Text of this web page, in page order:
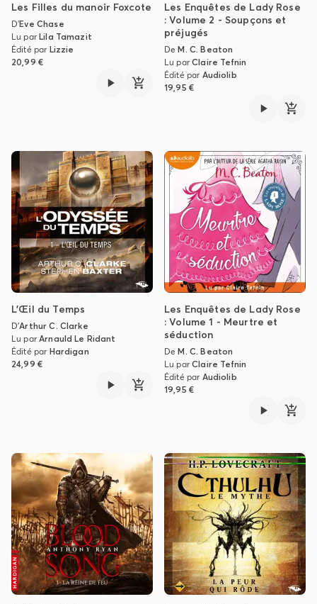
Les Filles du manoir Foxcote
D'Eve Chase
Lu parLila Tamazit
Édité par Lizzie
20,99 €
Les Enquêtes de Lady Rose
: Volume 2 - Soupçons et
préjugés
DeM. C. Beaton
Lu parClaire Tefnin
Édité par Audiolib
19,95 €
L'Œil du Temps
D'Arthur C. Clarke
Lu parArnauld Le Ridant
Édité par Hardigan
24,99 €
Les Enquêtes de Lady Rose
: Volume 1 - Meurtre et
séduction
DeM. C. Beaton
Lu parClaire Tefnin
Édité par Audiolib
19,95 €